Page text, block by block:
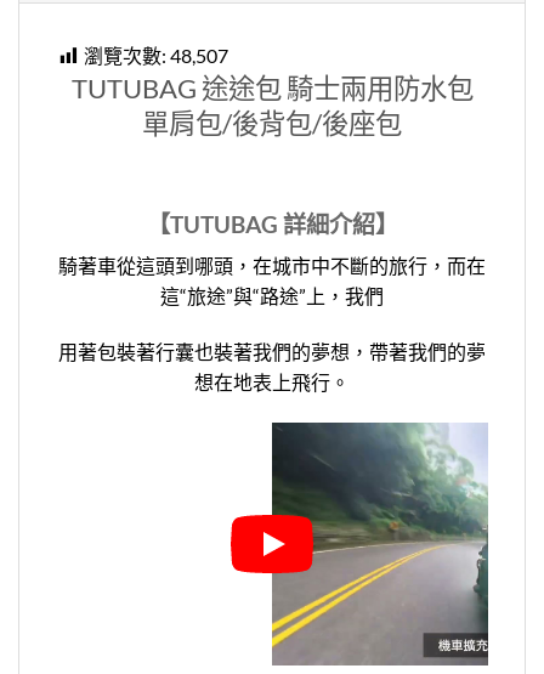
瀏覽次數: 48,507
TUTUBAG 途途包 騎士兩用防水包
單肩包/後背包/後座包
【TUTUBAG 詳細介紹】
騎著車從這頭到哪頭，在城市中不斷的旅行，而在
這“旅途”與“路途”上，我們
用著包裝著行囊也裝著我們的夢想，帶著我們的夢
想在地表上飛行。